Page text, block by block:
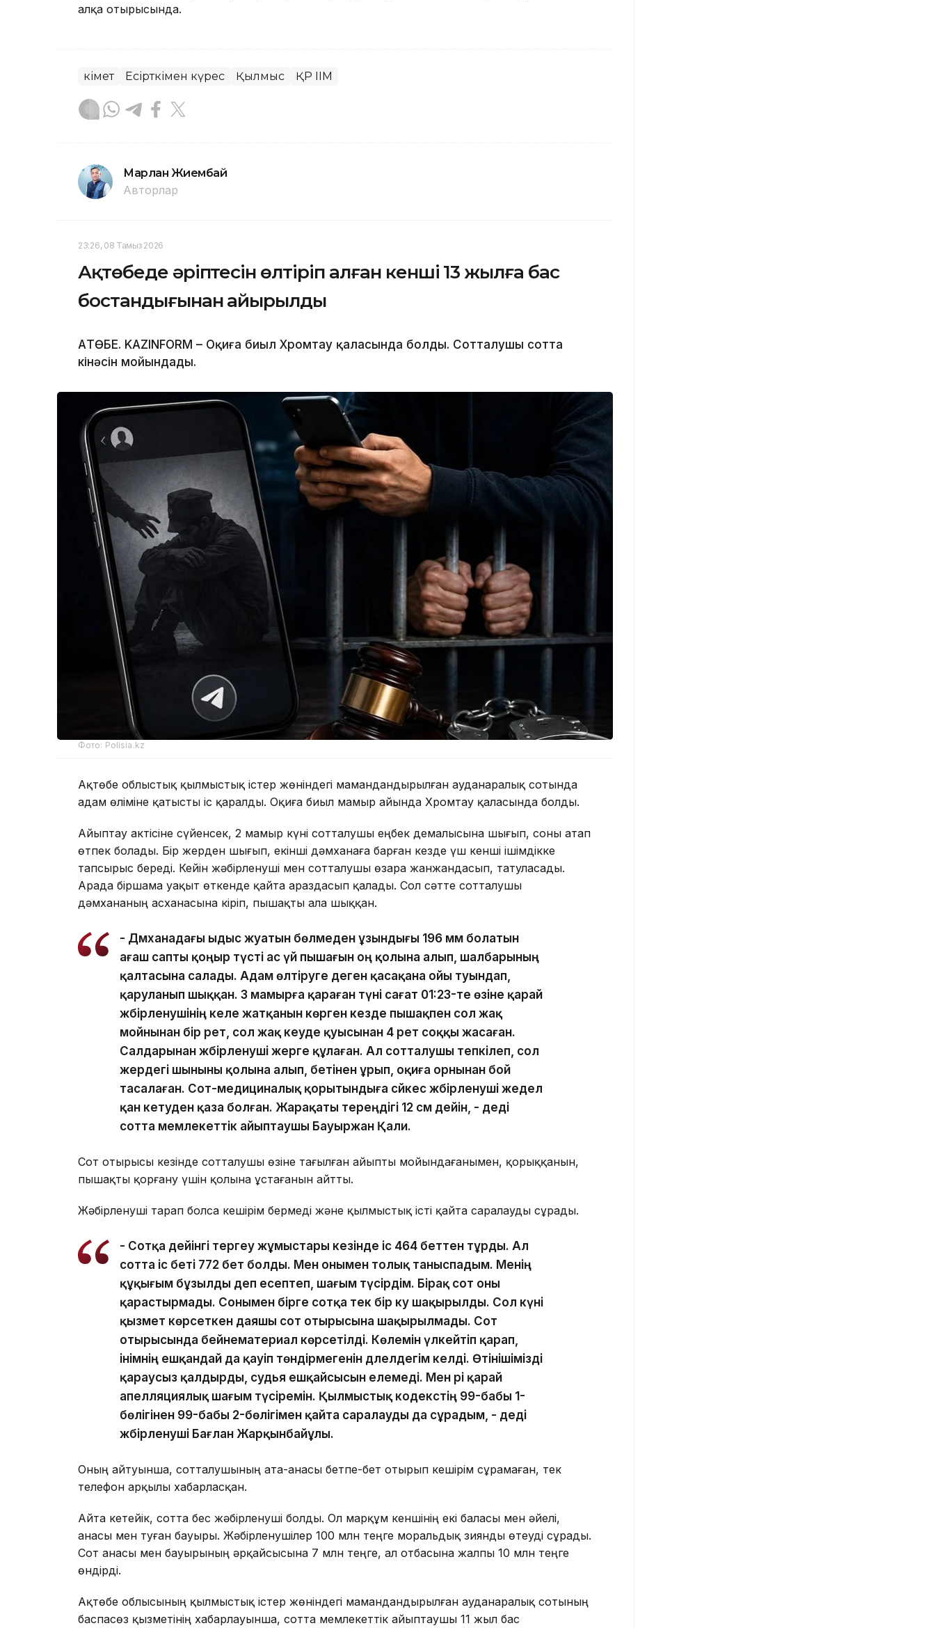
алқа отырысында.
Үкімет Есірткімен күрес Қылмыс ҚР ІІМ
Марлан Жиембай
Авторлар
23:26, 08 Тамыз 2026
Ақтөбеде әріптесін өлтіріп алған кенші 13 жылға бас
бостандығынан айырылды
АҚТӨБЕ. KAZINFORM – Оқиға биыл Хромтау қаласында болды. Сотталушы сотта
кінәсін мойындады.
Фото: Polisia.kz
Ақтөбе облыстық қылмыстық істер жөніндегі мамандандырылған ауданаралық сотында
адам өліміне қатысты іс қаралды. Оқиға биыл мамыр айында Хромтау қаласында болды.
Айыптау актісіне сүйенсек, 2 мамыр күні сотталушы еңбек демалысына шығып, соны атап
өтпек болады. Бір жерден шығып, екінші дәмханаға барған кезде үш кенші ішімдікке
тапсырыс береді. Кейін жәбірленуші мен сотталушы өзара жанжандасып, татуласады.
Арада біршама уақыт өткенде қайта араздасып қалады. Сол сәтте сотталушы
дәмхананың асханасына кіріп, пышақты ала шыққан.
- Дәмханадағы ыдыс жуатын бөлмеден ұзындығы 196 мм болатын
ағаш сапты қоңыр түсті ас үй пышағын оң қолына алып, шалбарының
қалтасына салады. Адам өлтіруге деген қасақана ойы туындап,
қаруланып шыққан. 3 мамырға қараған түні сағат 01:23-те өзіне қарай
жәбірленушінің келе жатқанын көрген кезде пышақпен сол жақ
мойнынан бір рет, сол жақ кеуде қуысынан 4 рет соққы жасаған.
Салдарынан жәбірленуші жерге құлаған. Ал сотталушы тепкілеп, сол
жердегі шыныны қолына алып, бетінен ұрып, оқиға орнынан бой
тасалаған. Сот-медициналық қорытындыға сәйкес жәбірленуші жедел
қан кетуден қаза болған. Жарақаты тереңдігі 12 см дейін, - деді
сотта мемлекеттік айыптаушы Бауыржан Қали.
Сот отырысы кезінде сотталушы өзіне тағылған айыпты мойындағанымен, қорыққанын,
пышақты қорғану үшін қолына ұстағанын айтты.
Жәбірленуші тарап болса кешірім бермеді және қылмыстық істі қайта саралауды сұрады.
- Сотқа дейінгі тергеу жұмыстары кезінде іс 464 беттен тұрды. Ал
сотта іс беті 772 бет болды. Мен онымен толық таныспадым. Менің
құқығым бұзылды деп есептеп, шағым түсірдім. Бірақ сот оны
қарастырмады. Сонымен бірге сотқа тек бір куә шақырылды. Сол күні
қызмет көрсеткен даяшы сот отырысына шақырылмады. Сот
отырысында бейнематериал көрсетілді. Көлемін үлкейтіп қарап,
інімнің ешқандай да қауіп төндірмегенін дәлелдегім келді. Өтінішімізді
қараусыз қалдырды, судья ешқайсысын елемеді. Мен әрі қарай
апелляциялық шағым түсіремін. Қылмыстық кодекстің 99-бабы 1-
бөлігінен 99-бабы 2-бөлігімен қайта саралауды да сұрадым, - деді
жәбірленуші Бағлан Жарқынбайұлы.
Оның айтуынша, сотталушының ата-анасы бетпе-бет отырып кешірім сұрамаған, тек
телефон арқылы хабарласқан.
Айта кетейік, сотта бес жәбірленуші болды. Ол марқұм кеншінің екі баласы мен әйелі,
анасы мен туған бауыры. Жәбірленушілер 100 млн теңге моральдық зиянды өтеуді сұрады.
Сот анасы мен бауырының әрқайсысына 7 млн теңге, ал отбасына жалпы 10 млн теңге
өндірді.
Ақтөбе облысының қылмыстық істер жөніндегі мамандандырылған ауданаралық сотының
баспасөз қызметінің хабарлауынша, сотта мемлекеттік айыптаушы 11 жыл бас